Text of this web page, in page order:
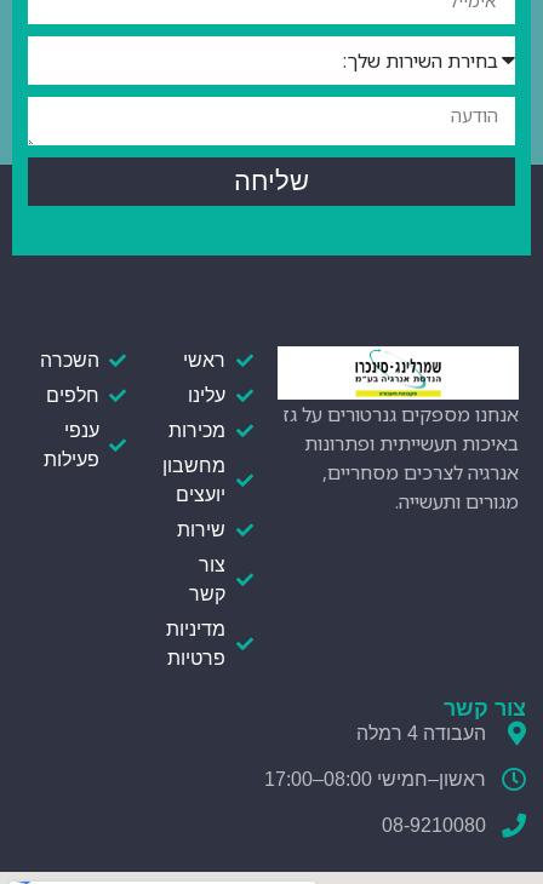
שליחה
אנחנו מספקים גנרטורים על גז
באיכות תעשייתית ופתרונות
אנרגיה לצרכים מסחריים,
מגורים ותעשייה.
ראשי
עלינו
מכירות
מחשבון
יועצים
שירות
צור
קשר
מדיניות
פרטיות
השכרה
חלפים
ענפי
פעילות
צור קשר
העבודה 4 רמלה
ראשון–חמישי 08:00–17:00
08-9210080